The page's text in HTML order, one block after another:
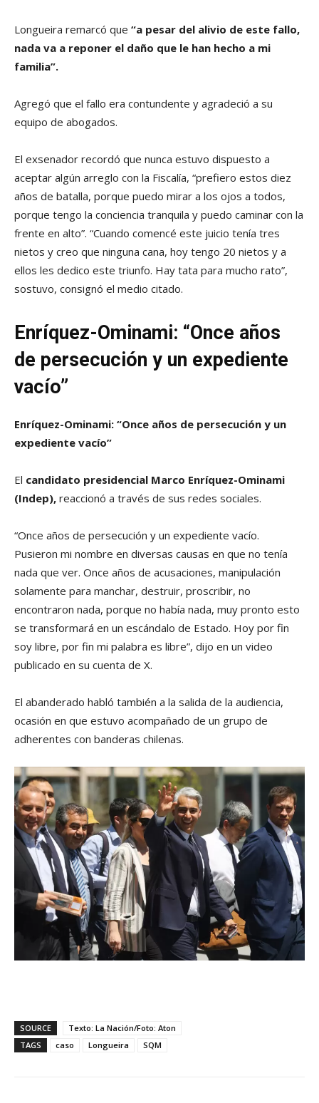
Longueira remarcó que “a pesar del alivio de este fallo,
nada va a reponer el daño que le han hecho a mi
familia”.
Agregó que el fallo era contundente y agradeció a su
equipo de abogados.
El exsenador recordó que nunca estuvo dispuesto a
aceptar algún arreglo con la Fiscalía, “prefiero estos diez
años de batalla, porque puedo mirar a los ojos a todos,
porque tengo la conciencia tranquila y puedo caminar con la
frente en alto”. “Cuando comencé este juicio tenía tres
nietos y creo que ninguna cana, hoy tengo 20 nietos y a
ellos les dedico este triunfo. Hay tata para mucho rato”,
sostuvo, consignó el medio citado.
Enríquez-Ominami: “Once años
de persecución y un expediente
vacío”
Enríquez-Ominami: “Once años de persecución y un
expediente vacío”
El candidato presidencial Marco Enríquez-Ominami
(Indep), reaccionó a través de sus redes sociales.
“Once años de persecución y un expediente vacío.
Pusieron mi nombre en diversas causas en que no tenía
nada que ver. Once años de acusaciones, manipulación
solamente para manchar, destruir, proscribir, no
encontraron nada, porque no había nada, muy pronto esto
se transformará en un escándalo de Estado. Hoy por fin
soy libre, por fin mi palabra es libre”, dijo en un video
publicado en su cuenta de X.
El abanderado habló también a la salida de la audiencia,
ocasión en que estuvo acompañado de un grupo de
adherentes con banderas chilenas.
SOURCE
Texto: La Nación/Foto: Aton
TAGS
caso Longueira SQM